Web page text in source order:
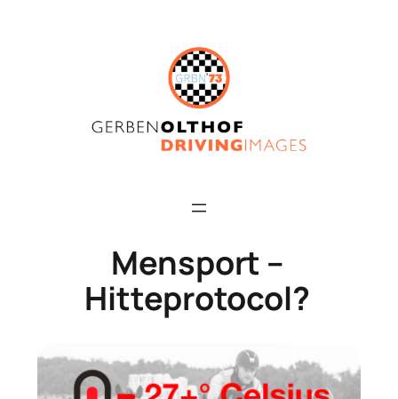
Mensport –
Hitteprotocol?